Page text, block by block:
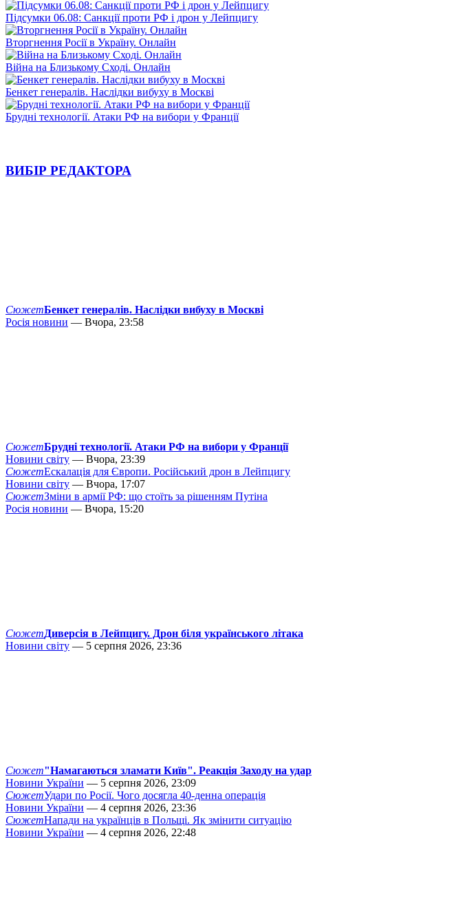
Підсумки 06.08: Санкції проти РФ і дрон у Лейпцигу
Вторгнення Росії в Україну. Онлайн
Війна на Близькому Сході. Онлайн
Бенкет генералів. Наслідки вибуху в Москві
Брудні технології. Атаки РФ на вибори у Франції
ВИБІР РЕДАКТОРА
СюжетБенкет генералів. Наслідки вибуху в Москві
Росія новини — Вчора, 23:58
СюжетБрудні технології. Атаки РФ на вибори у Франції
Новини світу — Вчора, 23:39
СюжетЕскалація для Європи. Російський дрон в Лейпцигу
Новини світу — Вчора, 17:07
СюжетЗміни в армії РФ: що стоїть за рішенням Путіна
Росія новини — Вчора, 15:20
СюжетДиверсія в Лейпцигу. Дрон біля українського літака
Новини світу — 5 серпня 2026, 23:36
Сюжет"Намагаються зламати Київ". Реакція Заходу на удар
Новини України — 5 серпня 2026, 23:09
СюжетУдари по Росії. Чого досягла 40-денна операція
Новини України — 4 серпня 2026, 23:36
СюжетНапади на українців в Польщі. Як змінити ситуацію
Новини України — 4 серпня 2026, 22:48